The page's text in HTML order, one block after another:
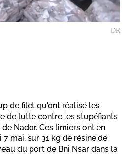
DR
de filet qu'ont réalisé les
de lutte contre les stupéfiants
Nador. Ces limiers ont en
mai, sur 31 kg de résine de
du port de Bni Nsar dans la